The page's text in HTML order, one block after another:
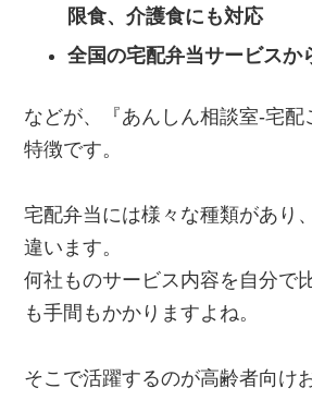
限食、介護食にも対応
全国の宅配弁当サービスか
などが、『あんしん相談室‐宅配
特徴です。
宅配弁当には様々な種類があり
違います。
何社ものサービス内容を自分で
も手間もかかりますよね。
そこで活躍するのが高齢者向け